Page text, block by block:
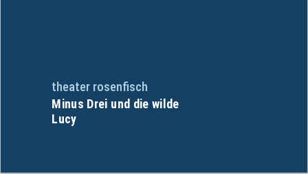
theater rosenfisch
Minus Drei und die wilde
Lucy